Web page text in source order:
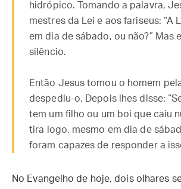
hidrópico. Tomando a palavra,
mestres da Lei e aos fariseus: “A
em dia de sábado, ou não?” Mas
silêncio.
Então Jesus tomou o homem
despediu-o. Depois lhes disse:
tem um filho ou um boi que caiu
tira logo, mesmo em dia de
foram capazes de responder a
No Evangelho de hoje, dois olhares